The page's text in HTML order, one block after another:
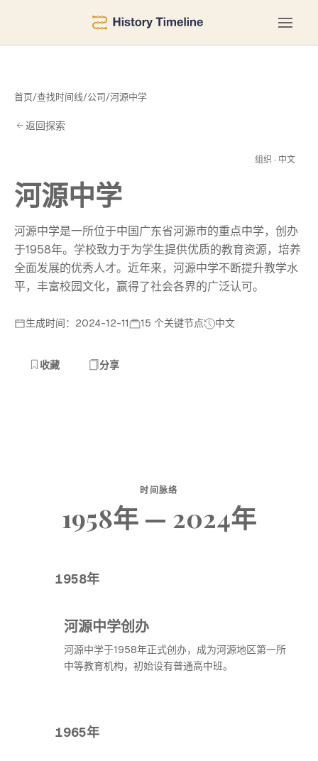
首页/查找时间线/公司/河源中学
返回探索
组织 · 中文
河源中学
河源中学是一所位于中国广东省河源市的重点中学，创办
于1958年。学校致力于为学生提供优质的教育资源，培养
全面发展的优秀人才。近年来，河源中学不断提升教学水
平，丰富校园文化，赢得了社会各界的广泛认可。
生成时间：2024-12-11 15 个关键节点 中文
收藏 分享
时间脉络
1958年 — 2024年
1958年
河源中学创办
河源中学于1958年正式创办，成为河源地区第一所
中等教育机构，初始设有普通高中班。
1965年